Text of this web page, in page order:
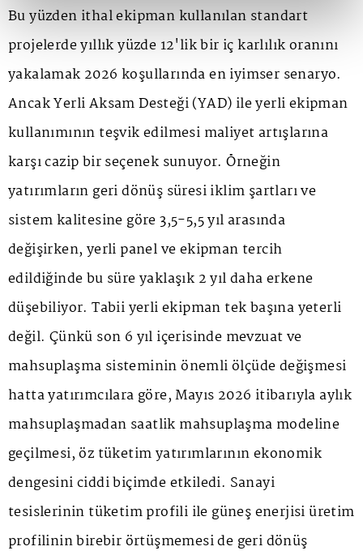
Bu yüzden ithal ekipman kullanılan standart
projelerde yıllık yüzde 12'lik bir iç karlılık oranını
yakalamak 2026 koşullarında en iyimser senaryo.
Ancak Yerli Aksam Desteği (YAD) ile yerli ekipman
kullanımının teşvik edilmesi maliyet artışlarına
karşı cazip bir seçenek sunuyor. Örneğin
yatırımların geri dönüş süresi iklim şartları ve
sistem kalitesine göre 3,5-5,5 yıl arasında
değişirken, yerli panel ve ekipman tercih
edildiğinde bu süre yaklaşık 2 yıl daha erkene
düşebiliyor. Tabii yerli ekipman tek başına yeterli
değil. Çünkü son 6 yıl içerisinde mevzuat ve
mahsuplaşma sisteminin önemli ölçüde değişmesi
hatta yatırımcılara göre, Mayıs 2026 itibarıyla aylık
mahsuplaşmadan saatlik mahsuplaşma modeline
geçilmesi, öz tüketim yatırımlarının ekonomik
dengesini ciddi biçimde etkiledi. Sanayi
tesislerinin tüketim profili ile güneş enerjisi üretim
profilinin birebir örtüşmemesi de geri dönüş